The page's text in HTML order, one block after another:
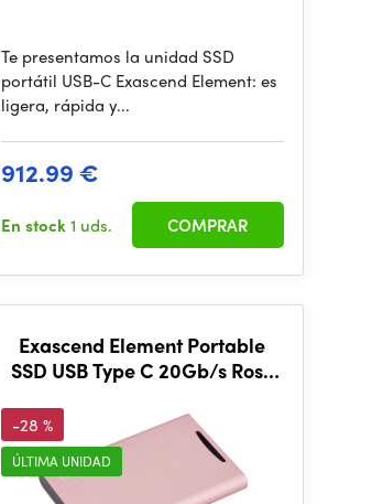
Te presentamos la unidad SSD
portátil USB-C Exascend Element: es
ligera, rápida y...
912.99 €
En stock1 uds. COMPRAR
Exascend Element Portable
SSD USB Type C 20Gb/s Rose
-28 %
ÚLTIMA UNIDAD